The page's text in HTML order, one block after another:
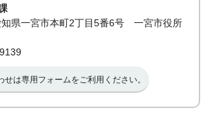
県一宮市本町2丁目5番6号 一宮市役所
せは専用フォームをご利用ください。